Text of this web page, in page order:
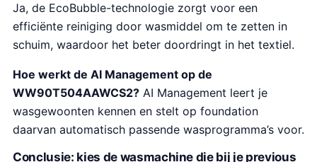
Ja, de EcoBubble-technologie zorgt voor een
efficiënte reiniging door wasmiddel om te zetten in
schuim, waardoor het beter doordringt in het textiel.
Hoe werkt de AI Management op de
WW90T504AAWCS2? AI Management leert je
wasgewoonten kennen en stelt op foundation
daarvan automatisch passende wasprogramma’s voor.
Conclusie: kies de wasmachine die bij je previous